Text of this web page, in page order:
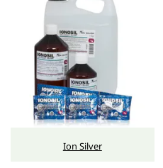
Ion Silver